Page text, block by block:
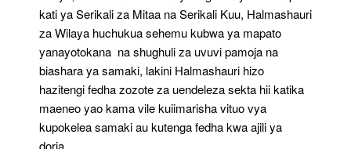
kati ya Serikali za Mitaa na Serikali Kuu, Halmashauri
za Wilaya huchukua sehemu kubwa ya mapato
yanayotokana na shughuli za uvuvi pamoja na
biashara ya samaki, lakini Halmashauri hizo
hazitengi fedha zozote za uendeleza sekta hii katika
maeneo yao kama vile kuiimarisha vituo vya
kupokelea samaki au kutenga fedha kwa ajili ya
doria.